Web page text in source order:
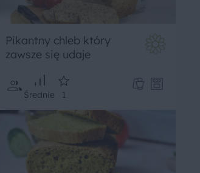
Pikantny chleb który
zawsze się udaje
Średnie 1